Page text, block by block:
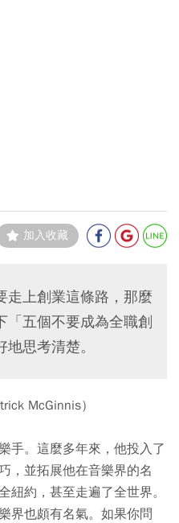
加入收藏
走上創業這條路，那麼
「五個不要成為全職創
思考清楚。
McGinnis）
手。這麼多年來，他投入了
，並拓展他在音樂界的名
紐約，甚至走遍了全世界。
界也頗有名氣。如果你問